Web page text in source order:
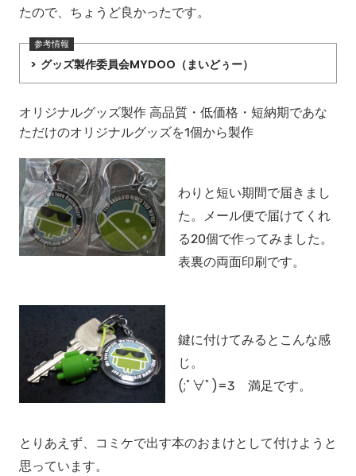
たので、ちょうど良かったです。
グッズ製作委員会MYDOO（まいどぅー）
オリジナルグッズ製作 高品質・低価格・短納期であな
ただけのオリジナルグッズを1個から製作
わりと短い期間で届きまし
た。メール便で届けてくれ
る20個で作ってみました。
表裏の両面印刷です。
鍵に付けてみるとこんな感
じ。
(;ﾟ∀ﾟ)=3 満足です。
とりあえず、コミケで出す本のおまけとして付けようと
思っています。